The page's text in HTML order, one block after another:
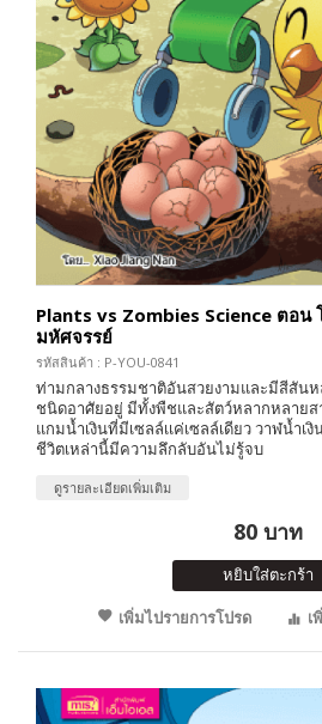
Plants vs Zombies Science ตอน
มหัศจรรย์
รหัสสินค้า : P-YOU-0841
ท่ามกลางธรรมชาติอันสวยงามและมีสีสัน
ชนิดอาศัยอยู่ มีทั้งพืชและสัตว์หลากหลายส
แกมน้ำเงินที่มีเซลล์เเค่เซลล์เดียว วาฬน้ำเ
ชีวิตเหล่านี้มีความลึกลับอันไม่รู้จบ
ดูรายละเอียดเพิ่มเติม
80 บาท
หยิบใส่ตะกร้า
เพิ่มไปรายการโปรด
เ